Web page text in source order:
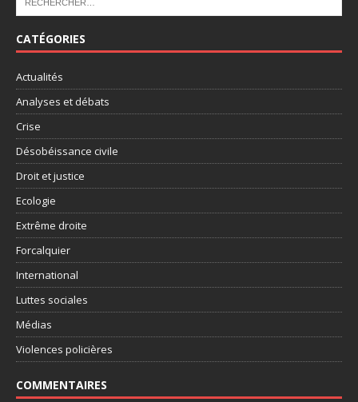
CATÉGORIES
Actualités
Analyses et débats
Crise
Désobéissance civile
Droit et justice
Ecologie
Extrême droite
Forcalquier
International
Luttes sociales
Médias
Violences policières
COMMENTAIRES